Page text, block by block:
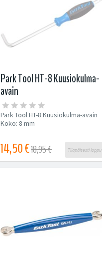
Park Tool HT-8 Kuusiokulma-
avain
Park Tool HT-8 Kuusiokulma-avain
Koko: 8 mm
14,50 €18,95 € Tilapäisesti loppu